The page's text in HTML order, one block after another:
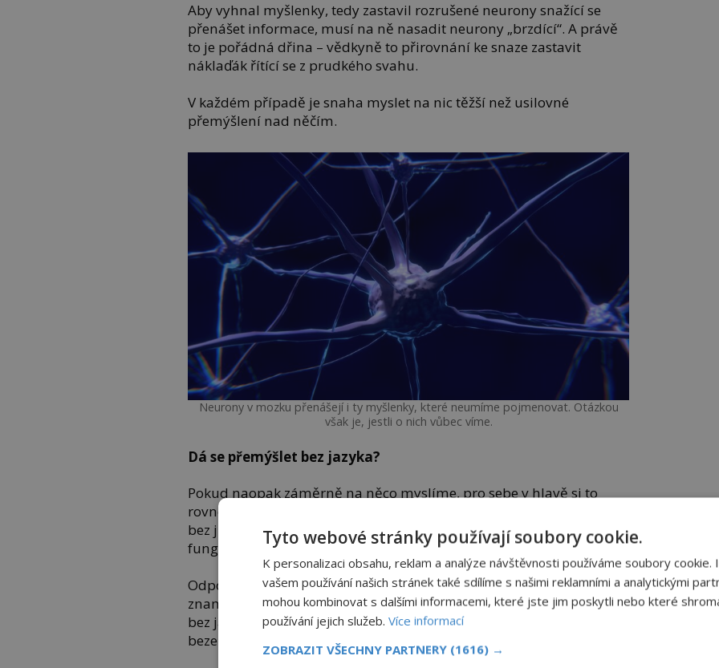
Aby vyhnal myšlenky, tedy zastavil rozrušené neurony snažící se
přenášet informace, musí na ně nasadit neurony „brzdící“. A právě
to je pořádná dřina – vědkyně to přirovnání ke snaze zastavit
náklaďák řítící se z prudkého svahu.
V každém případě je snaha myslet na nic těžší než usilovné
přemýšlení nad něčím.
Neurony v mozku přenášejí i ty myšlenky, které neumíme pojmenovat. Otázkou
však je, jestli o nich vůbec víme.
Dá se přemýšlet bez jazyka?
Pokud naopak záměrně na něco myslíme, pro sebe v hlavě si to
rovnou i pojmenujeme. Dokázali bychom si ale onu věc představit i
bez jména? Přesněji kdybychom vůbec neměli žádný jazyk,
fungovalo by naše myšlení a představivost?
Odpověď na otázku závisí na tom, co přesně pro nás ona „myšlenka“
znamená. Pokud jsou to jakékoliv pocity a smyslové vjemy, tak ty
bez jazyka existovat mohou. Například umělci vyjadřují pocity i
beze slov rovnou na obrazy.
Tyto webové stránky používají soubory cookie.
K personalizaci obsahu, reklam a analýze návštěvnosti používáme soubory cookie.
vašem používání našich stránek také sdílíme s našimi reklamními a analytickými
mohou kombinovat s dalšími informacemi, které jste jim poskytli nebo které
používání jejich služeb. Více informací
ZOBRAZIT VŠECHNY PARTNERY (1616) →